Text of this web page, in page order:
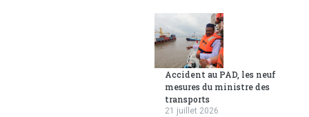
Accident au PAD, les neuf
mesures du ministre des
transports
21 juillet 2026